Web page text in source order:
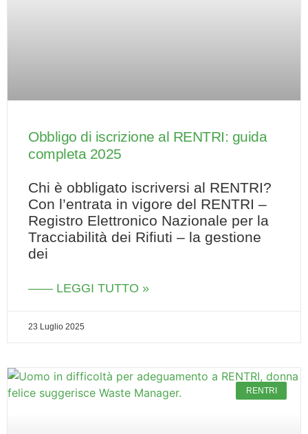
Obbligo di iscrizione al RENTRI: guida
completa 2025
Chi è obbligato iscriversi al RENTRI?
Con l’entrata in vigore del RENTRI –
Registro Elettronico Nazionale per la
Tracciabilità dei Rifiuti – la gestione
dei
—— LEGGI TUTTO »
23 Luglio 2025
RENTRI